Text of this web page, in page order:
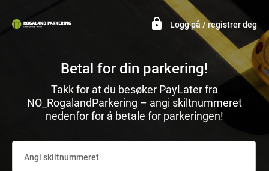
Logg på / registrer deg
Betal for din parkering!
Takk for at du besøker PayLater fra
NO_RogalandParkering – angi skiltnummeret
nedenfor for å betale for parkeringen!
Angi skiltnummeret